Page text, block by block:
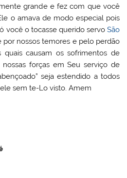
grande e fez com que você
o amava de modo especial pois
você o tocasse querido servo São
por nossos temores e pelo perdão
quais causam os sofrimentos de
forças em Seu serviço de
seja estendido a todos
sem te-Lo visto. Amem